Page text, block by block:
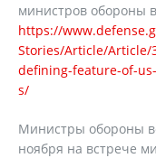
министров обороны
https://
Stories/Article/Article/
defining-feature-of-
s/
Министры обороны
ноября на встрече